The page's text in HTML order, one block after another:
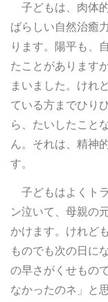
子どもは、肉体
ばらしい自然治癒
ります。陽平も、
たことがあります
まいました。けれ
ている方までひり
ら、たいしたこと
ん。それは、精神
す。
子どもはよくト
ン泣いて、母親の
かけます。けれど
ものでも次の日に
の早さがくせもの
なかったのネ」と